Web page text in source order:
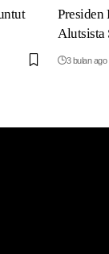
Presiden
Alutsista
3 bulan ago